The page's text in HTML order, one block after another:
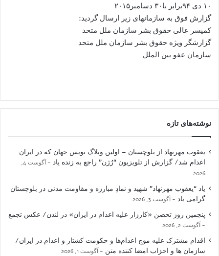
۱۰ دی ۹۴برابر با۳۰ دسامبر۲۰۱۵
گزارش فوق به سازمانهای زیر ارسال گردید:
کمیسر عالی حقوق بشر سازمان ملل متحد
گزارشگر ویژه حقوق بشر سازمان ملل متحد
سازمان عفو بین الملل
نوشته‌های تازه
یعقوب مهرنهاد از بلوچستان – اولین وبلاگ نویس جهان که در ایران
اعدام شد/ گزارش از تلویزیون “رُژن” راجع به زنده یاد
آگوست 4,
2026
یاد “یعقوب مهرنهاد” شهید و نمادِ مبارزه و مقاومت مدنی در بلوچستان
گرامی باد
آگوست 3, 2026
پنجمین روز تحصن «کارزار علیه اعدام در ایران» در لندن/ عکس تجمع
آگوست 2, 2026
اقدام مشترک علیه موج اعدام‌ها و حکومت کشتار و اعدام در ایران/
سازمان ها و احزاب امضا کننده متن
آگوست 1, 2026